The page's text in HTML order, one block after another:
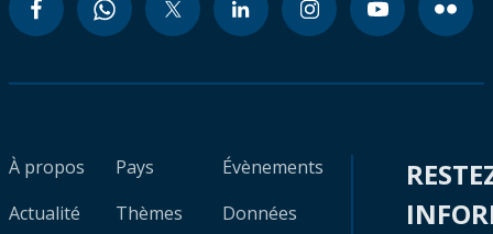
À propos
Actualité
Pays
Thèmes
Évènements
Données